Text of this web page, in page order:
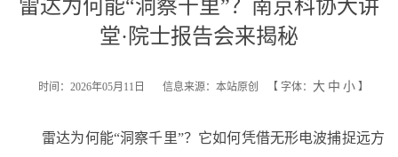
雷达为何能“洞察千里”？南京科协大讲
堂·院士报告会来揭秘
时间：2026年05月11日 信息来源：本站原创 【 字体： 大 中 小 】
雷达为何能“洞察千里”？它如何凭借无形电波捕捉远方